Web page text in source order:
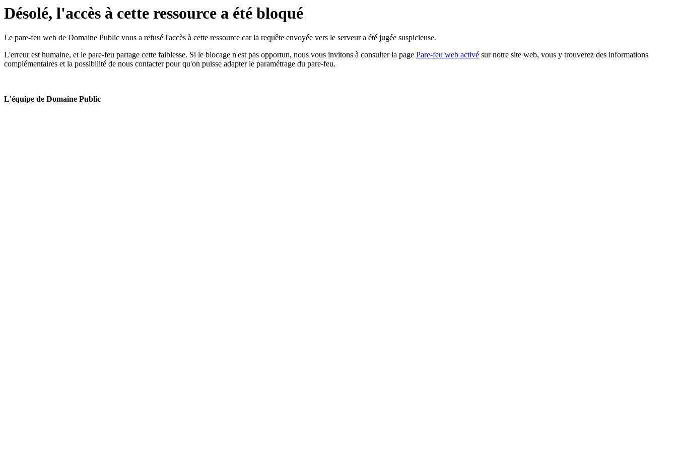
Désolé, l'accès à cette ressource a été bloqué
Le pare-feu web de Domaine Public vous a refusé l'accès à cette ressource car la requête envoyée vers le serveur a été jugée suspicieuse.
L'erreur est humaine, et le pare-feu partage cette faiblesse. Si le blocage n'est pas opportun, nous vous invitons à consulter la page Pare-feu web activé sur notre site web, vous y trouverez des informations
complémentaires et la possibilité de nous contacter pour qu'on puisse adapter le paramétrage du pare-feu.
L'équipe de Domaine Public